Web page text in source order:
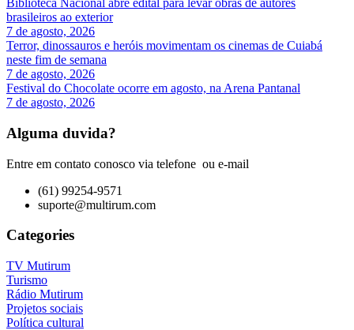
Biblioteca Nacional abre edital para levar obras de autores
brasileiros ao exterior
7 de agosto, 2026
Terror, dinossauros e heróis movimentam os cinemas de Cuiabá
neste fim de semana
7 de agosto, 2026
Festival do Chocolate ocorre em agosto, na Arena Pantanal
7 de agosto, 2026
Alguma duvida?
Entre em contato conosco via telefone ou e-mail
(61) 99254-9571
suporte@multirum.com
Categories
TV Mutirum
Turismo
Rádio Mutirum
Projetos sociais
Política cultural